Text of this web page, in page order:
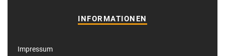
INFORMATIONEN
Impressum